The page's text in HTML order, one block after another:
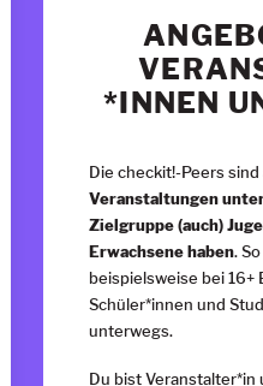
*INNEN
Die checkit!-Peers sind
Veranstaltungen
Zielgruppe (auch)
Erwachsene haben.
beispielsweise bei 16+
Schüler*innen und
unterwegs.
Du bist